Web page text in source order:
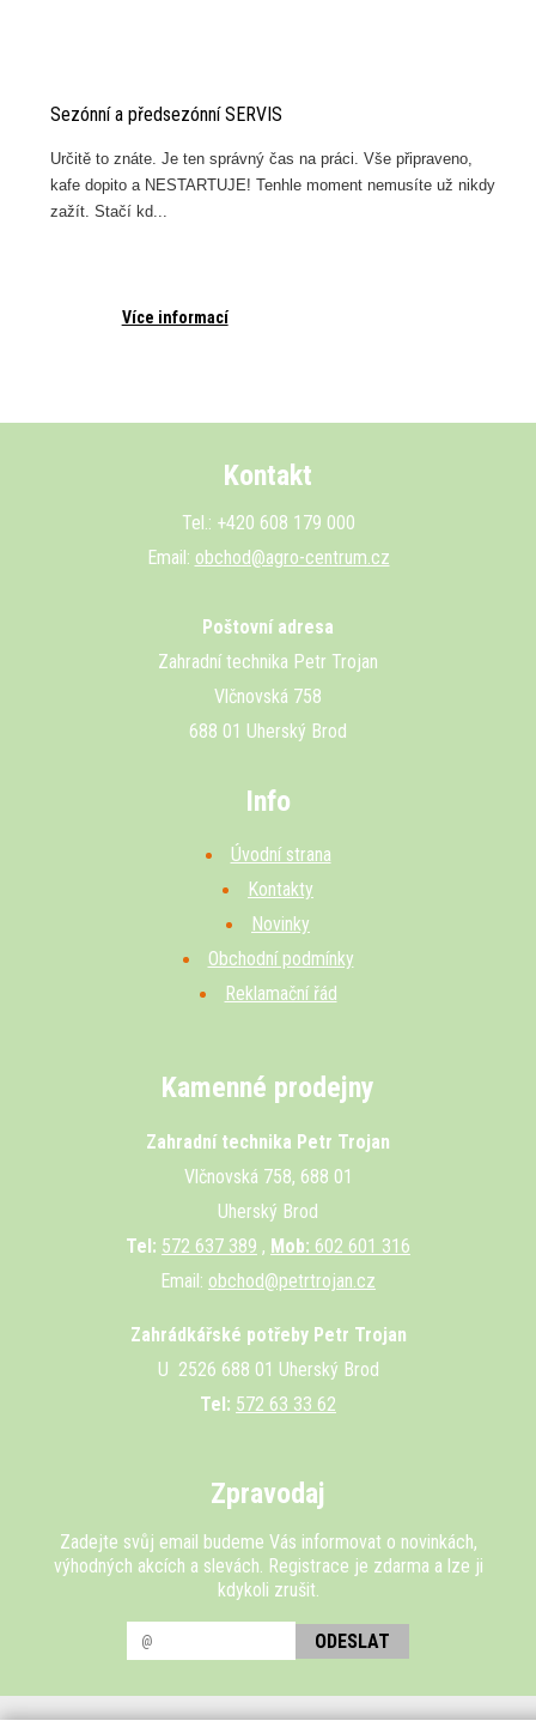
Sezónní a předsezónní SERVIS
Určitě to znáte. Je ten správný čas na práci. Vše připraveno,
kafe dopito a NESTARTUJE! Tenhle moment nemusíte už nikdy
zažít. Stačí kd...
Více informací
Kontakt
Tel.: +420 608 179 000
Email: obchod@agro-centrum.cz
Poštovní adresa
Zahradní technika Petr Trojan
Vlčnovská 758
688 01 Uherský Brod
Info
Úvodní strana
Kontakty
Novinky
Obchodní podmínky
Reklamační řád
Kamenné prodejny
Zahradní technika Petr Trojan
Vlčnovská 758, 688 01
Uherský Brod
Tel: 572 637 389 , Mob: 602 601 316
Email: obchod@petrtrojan.cz
Zahrádkářské potřeby Petr Trojan
U 2526 688 01 Uherský Brod
Tel: 572 63 33 62
Zpravodaj
Zadejte svůj email budeme Vás informovat o novinkách,
výhodných akcích a slevách. Registrace je zdarma a lze ji
kdykoli zrušit.
ODESLAT